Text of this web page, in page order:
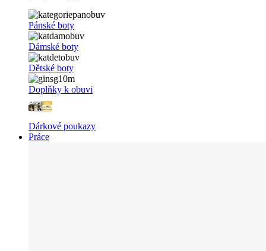
Pánské boty
Dámské boty
Dětské boty
Doplňky k obuvi
Dárkové poukazy
Práce